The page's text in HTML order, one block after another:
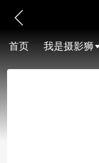
首页 我是摄影狮